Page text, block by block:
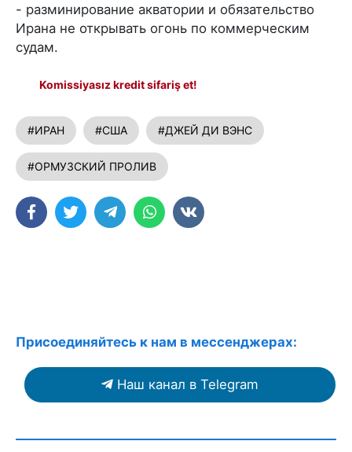
- разминирование акватории и обязательство
Ирана не открывать огонь по коммерческим
судам.
Komissiyasız kredit sifariş et!
#ИРАН #США #ДЖЕЙ ДИ ВЭНС
#ОРМУЗСКИЙ ПРОЛИВ
Присоединяйтесь к нам в мессенджерах:
Наш канал в Telegram